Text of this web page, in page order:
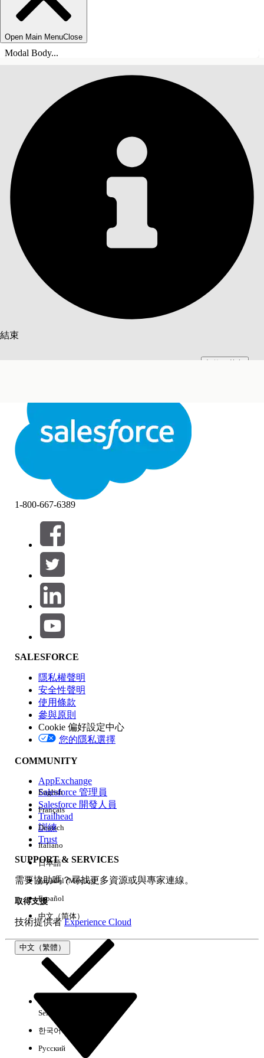
Open Main MenuClose
Modal Body...
結束
結束
目錄
篩選器 (0)
選取篩選
產品區域
功能影響
版本
經驗
1-800-667-6389
SALESFORCE
隱私權聲明
安全性聲明
使用條款
參與原則
Cookie 偏好設定中心
您的隱私選擇
COMMUNITY
AppExchange
Salesforce 管理員
Salesforce 開發人員
Trailhead
訓練
Trust
SUPPORT & SERVICES
需要協助嗎？尋找更多資源或與專家連線。
取得支援
技術提供者Experience Cloud
中文（繁體）
English
Français
Deutsch
Italiano
日本語
Español (México)
Español
中文（简体）
Select Org
한국어
Русский